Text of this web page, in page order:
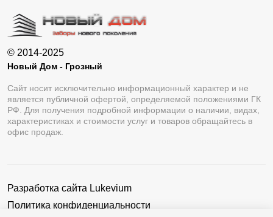
© 2014-2025
Новый Дом - Грозный
Сайт носит исключительно информационный характер и не
является публичной офертой, определяемой положениями ГК
РФ. Для получения подробной информации о наличии, видах,
характеристиках и стоимости услуг и товаров обращайтесь в
офис продаж.
Разработка сайта Lukevium
Политика конфиденциальности